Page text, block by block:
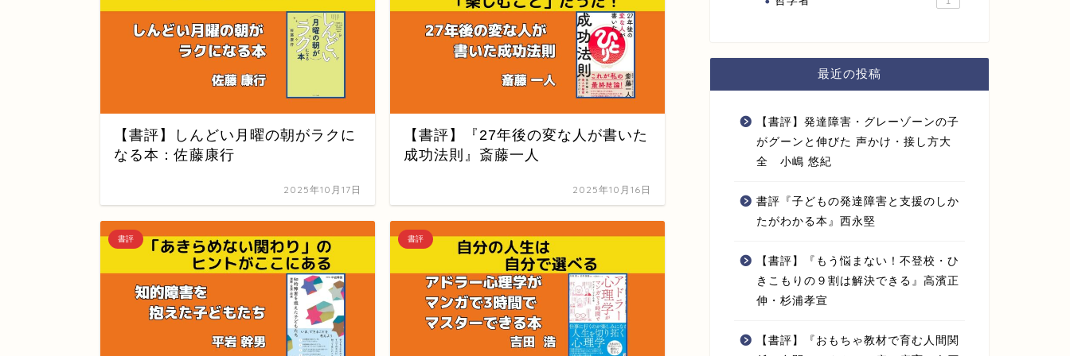
【書評】しんどい月曜の朝がラクに
なる本：佐藤康行
2025年10月17日
【書評】『27年後の変な人が書いた
成功法則』斎藤一人
2025年10月16日
書評 書評
【名著『人を動かす』】敵を味方に
変える２つの原則とは？【徹底解
最近の投稿
【書評】発達障害・グレーゾーンの子
がグーンと伸びた 声かけ・接し方大
全 小嶋 悠紀
書評『子どもの発達障害と支援のしか
たがわかる本』西永堅
【書評】『もう悩まない！不登校・ひ
きこもりの９割は解決できる』高濱正
伸・杉浦孝宣
【書評】『おもちゃ教材で育む人間関